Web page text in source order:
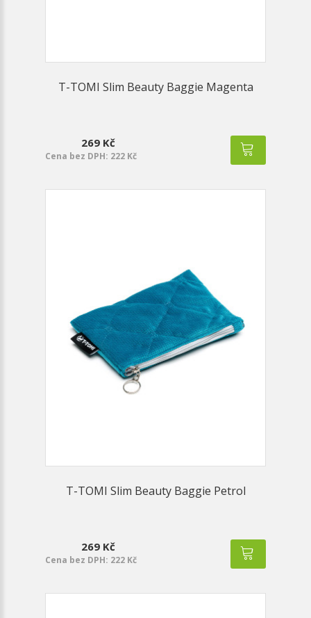
T-TOMI Slim Beauty Baggie Magenta
269 Kč
Cena bez DPH: 222 Kč
T-TOMI Slim Beauty Baggie Petrol
269 Kč
Cena bez DPH: 222 Kč